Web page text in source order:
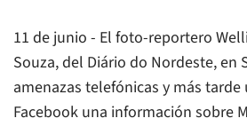
11 de junio - El foto-reportero
Souza, del Diário do Nordeste, en
amenazas telefónicas y más
Facebook una información sobre